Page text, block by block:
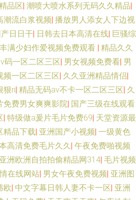
品区| 潮喷大喷水系列无码久久精品|
潮流白浆视频| 播放男人添女人下边视
日日干| 日韩去日本高清在线| 巨骚综
丰满少妇作爱视频免费观看 | 精品久久
码一区二区三区| 男女视频免费看| 男
频一区二区三区| 久久亚洲精品情侣|
狠ri| 精品无码av不卡一区二区三区| 久
免费男女爽爽影院| 国产三级在线观看
| 特级做a爰片毛片免费69| 天堂资源最
精品下载| 亚洲国产小视频| 一级黄色
高清免费毛片久久| 午夜免费啪视频
亚洲欧洲自拍拍偷精品网314| 毛片视频
在线网站| 男女午夜免费视频| 亚洲图
欧| 中文字幕日韩人妻不卡一区| 亚洲